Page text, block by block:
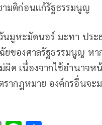
มติก่อนแก้รัฐธรรมนูญ​
นมูหะมัดนอร์ มะทา​ ประ
ของศาลรัฐธรรมนูญ หา
ผิด​ เนื่องจากใช้อำนาจ
ากฎหมาย องค์กรอื่นจะม